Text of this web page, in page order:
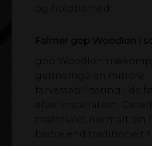
og holdbarhed.
Falmer gop Woodlon i
gop Woodlon
gennemgå en mindre
farvestabilisering i de
efter installation.
materialet normalt sin
bedre end traditionelt